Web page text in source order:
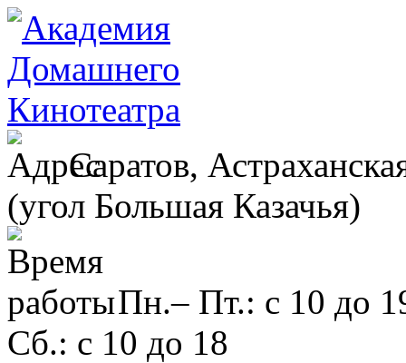
Саратов,
(угол Большая Казачья)
Пн.– Пт.: с 10 до
Сб.: с 10 до 18